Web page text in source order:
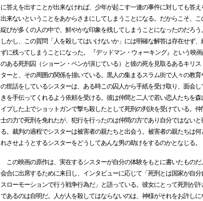
に答えを出すことが出来なければ、少年が起こす一連の事件に対しても答え
出来ないということをあからさまにしてしまうことになる。だからこそ、こ
綻びが多くの人の中で、鮮やかな印象を残してしまうことになったのだろう
しかし、この質問「人を殺してはいけないか」には明確な解答は存在せず
ずに残ってしまうことになった。 『デッドマン・ウォーキング』という映
のある死刑囚（ショーン・ペンが演じている）と彼の死を見取るあるキリス
ターと、その周囲の関係を描いている。黒人の集まるスラム街で人々の教育
の世話をしているシスターは、ある時この囚人から手紙を受け取り、面会し
きを手伝ってくれるよう依頼を受ける。彼は仲間と二人で若い恋人たちを
イプした上でショットガンで撃ち殺したとして死刑の判決を受けている。仲
士の力で死刑を免れたが、犯行を行ったのは仲間の方であり自分ではないと
る。裁判の過程でシスターは被害者の親たちと出会う。被害者の親たちは何
れさせようとするシスターをどうしてあんな男の助けをするのかとなじる。
この映画の原作は、実在するシスターが自分の体験をもとに書いたものだ
会合に出席するために来日し、インタビューに応じて「死刑とは国家が自分
スローモーションで行う戦争行為だ」と語っている。彼女にとって死刑が許
であるのは自明だ。人が人を殺してはならないのは、神様がそれをお許しに